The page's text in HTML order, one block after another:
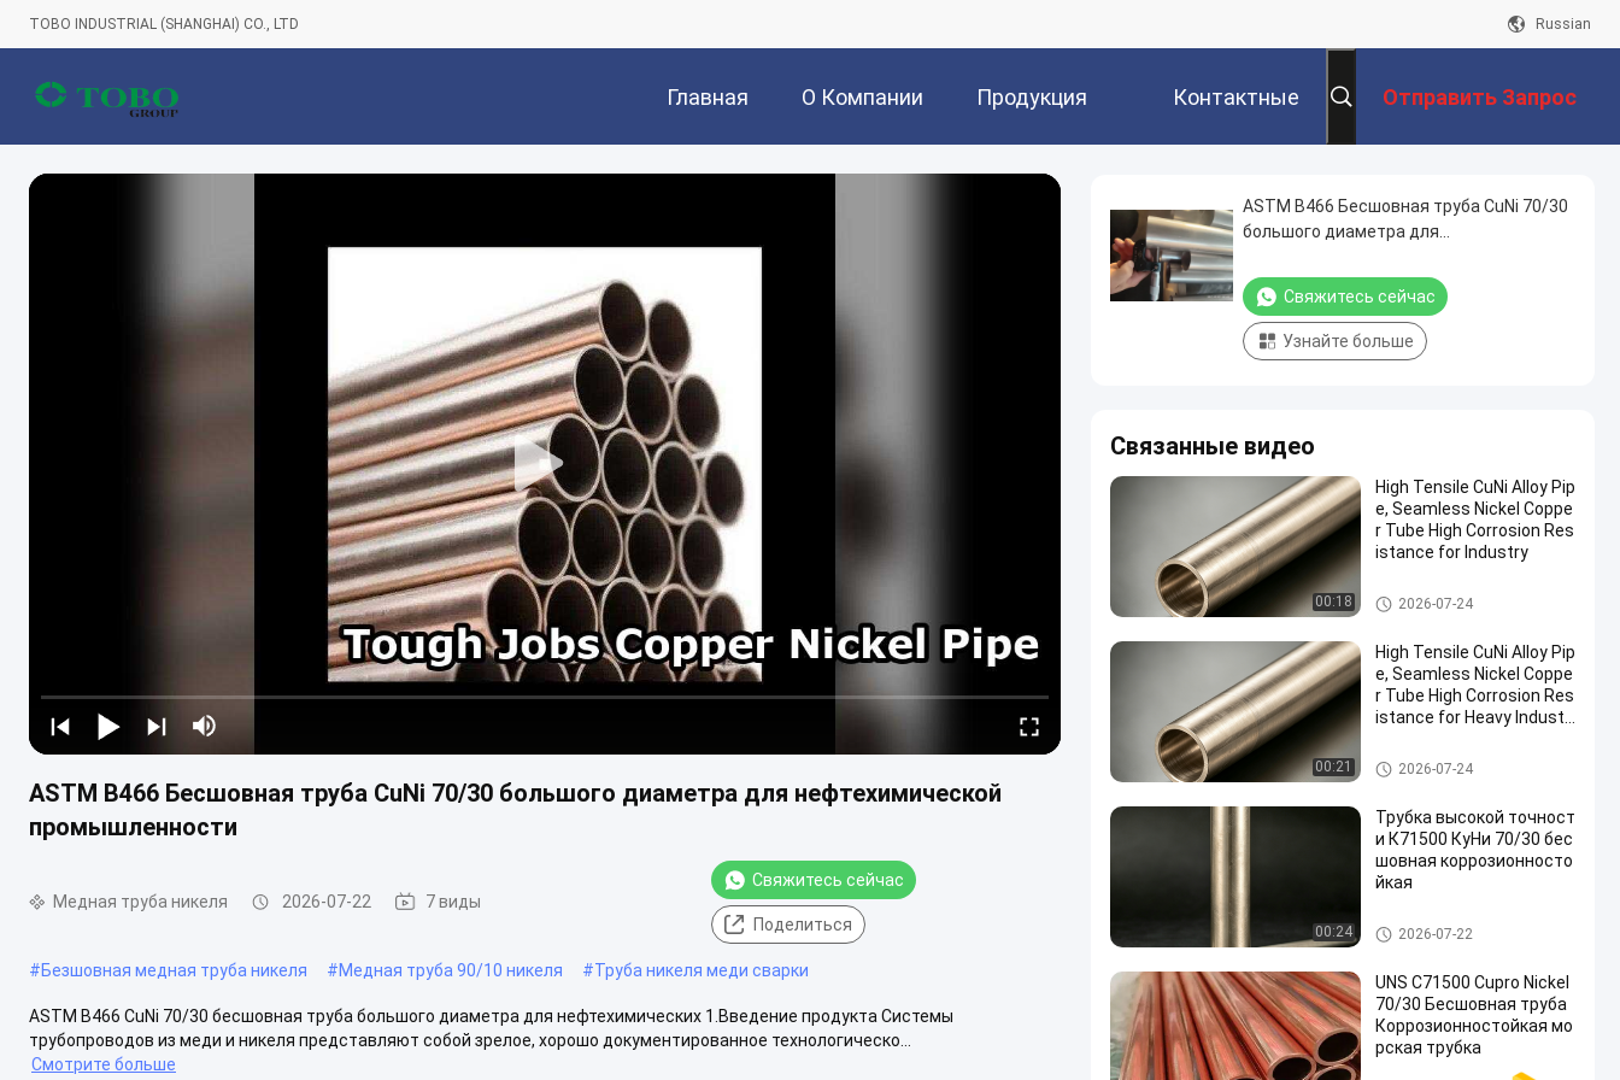
TOBO INDUSTRIAL (SHANGHAI) CO., LTD Russian
Главная О Компании Продукция Контактные
Данные
Отправить Запрос
ASTM B466 Бесшовная труба CuNi 70/30 большого диаметра для нефтехимической
промышленности
Медная труба никеля 2026-07-22 7 виды
Свяжитесь сейчас
Поделиться
#Безшовная медная труба никеля #Медная труба 90/10 никеля #Труба никеля меди сварки
ASTM B466 CuNi 70/30 бесшовная труба большого диаметра для нефтехимических 1.Введение продукта Системы
трубопроводов из меди и никеля представляют собой зрелое, хорошо документированное технологическо...
Смотрите больше
ASTM B466 Бесшовная труба CuNi 70/30
большого диаметра для
Свяжитесь сейчас
Узнайте больше
Связанные видео
00:18
High Tensile CuNi Alloy Pip
e, Seamless Nickel Coppe
r Tube High Corrosion Res
istance for Industry
Медная труба никеля
2026-07-24
00:21
High Tensile CuNi Alloy Pip
e, Seamless Nickel Coppe
r Tube High Corrosion Res
istance for Heavy Industr
Медная труба никеля
2026-07-24
00:24
Трубка высокой точност
и К71500 КуНи 70/30 бес
шовная коррозионносто
йкая
Медная труба никеля
2026-07-22
UNS C71500 Cupro Nickel
70/30 Бесшовная труба
Коррозионностойкая мо
рская трубка